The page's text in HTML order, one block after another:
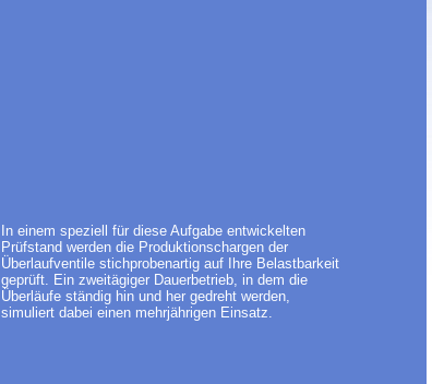
In einem speziell für diese Aufgabe entwickelten
Prüfstand werden die Produktionschargen der
Überlaufventile stichprobenartig auf Ihre Belastbarkeit
geprüft. Ein zweitägiger Dauerbetrieb, in dem die
Überläufe ständig hin und her gedreht werden,
simuliert dabei einen mehrjährigen Einsatz.